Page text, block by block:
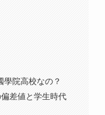
學院高校なの？
差値と学生時代